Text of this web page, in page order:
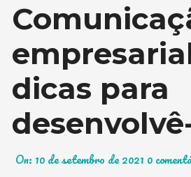
dicas para
On: 10 de setembro de 2021 0